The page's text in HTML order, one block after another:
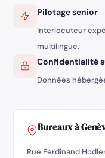
Pilotage senior
Interlocuteur
multilingue.
Confidentialité
Données
Bureaux à
Rue Ferdinand